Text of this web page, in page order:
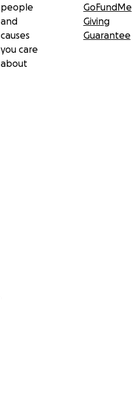
people
and
causes
you care
about
GoFundMe
Giving
Guarantee